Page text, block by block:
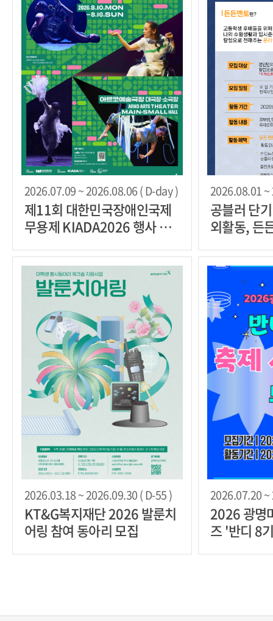
2026.07.09 ~ 2026.08.06 ( D-day )
제11회 대한민국장애인국제
무용제 KIADA2026 행사 운
2026.08.01 ~
공블러 단
외활동, 든
2026.03.18 ~ 2026.09.30 ( D-55 )
KT&G복지재단 2026 발룬치
어링 참여 동아리 모집
2026.07.20 ~
2026 광명
즈 '반디 8